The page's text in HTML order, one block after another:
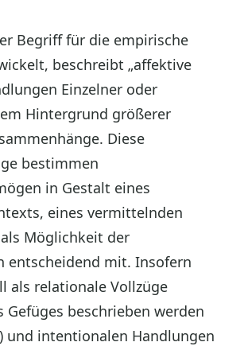
Begriff für die empirische
beschreibt „affektive
Einzelner oder
Hintergrund größerer
Diese
bestimmen
in Gestalt eines
eines vermittelnden
Möglichkeit der
entscheidend mit. Insofern
als relationale Vollzüge
Gefüges beschrieben werden
) und intentionalen Handlungen